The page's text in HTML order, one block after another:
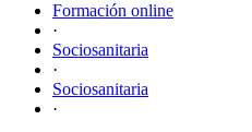
Formación online
·
Sociosanitaria
·
Sociosanitaria
·